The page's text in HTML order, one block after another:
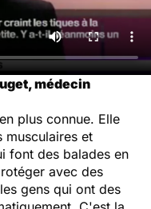
médecin
plus connue. Elle
et
font des balades en
avec des
gens qui ont des